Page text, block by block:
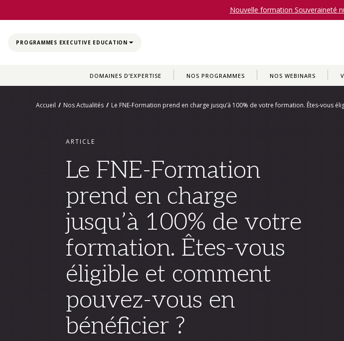
Nouvelle formation Souveraineté
PROGRAMMES EXECUTIVE EDUCATION
DOMAINES D’EXPERTISE NOS PROGRAMMES NOS WEBINARS
Accueil / Nos Actualités / Le FNE-Formation prend en charge jusqu’à 100% de votre formation. Êtes-vous
ARTICLE
Le FNE-Formation
prend en charge
jusqu’à 100% de votre
formation. Êtes-vous
éligible et comment
pouvez-vous en
bénéficier ?